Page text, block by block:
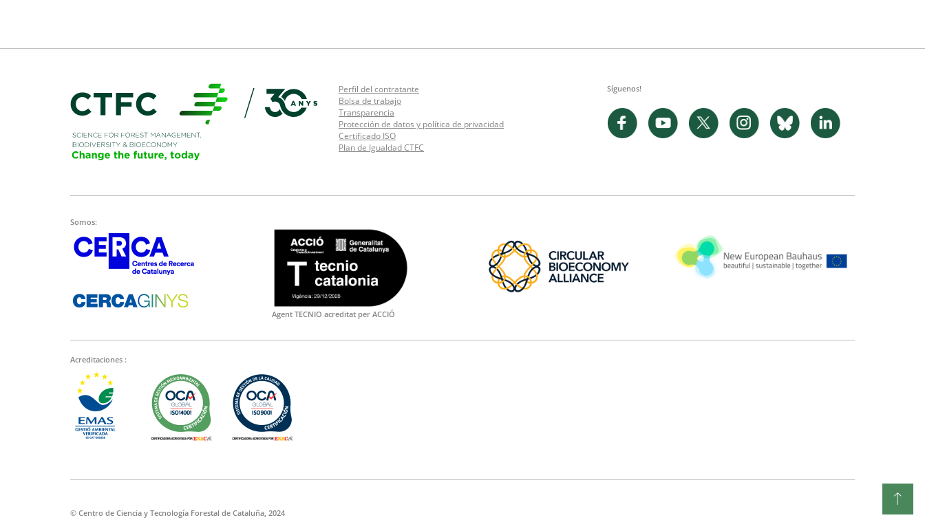
Perfil del contratante
Bolsa de trabajo
Transparencia
Protección de datos y política de privacidad
Certificado ISO
Plan de Igualdad CTFC
Síguenos!
Somos:
Agent TECNIO acreditat per ACCIÓ
Acreditaciones :
© Centro de Ciencia y Tecnología Forestal de Cataluña, 2024